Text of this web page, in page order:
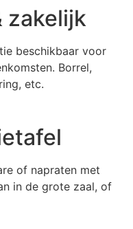
zakelijk
beschikbaar voor
Borrel,
etc.
of napraten met
in de grote zaal, of